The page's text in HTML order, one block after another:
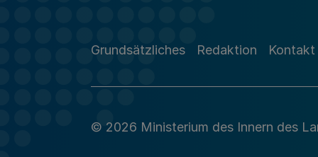
Grundsätzliches Redaktion Kontakt
© 2026 Ministerium des Innern des